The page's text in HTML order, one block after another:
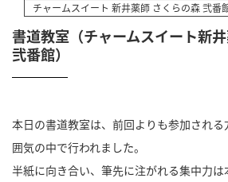
チャームスイート 新井薬師 さくらの森 弐番
書道教室（チャームスイート新
弐番館）
本日の書道教室は、前回よりも参加され
囲気の中で行われました。
半紙に向き合い、筆先に注がれる集中力